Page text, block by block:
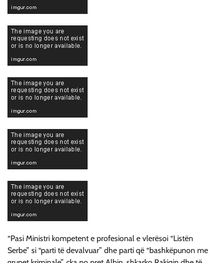
“Pasi Ministri kompetent e profesional e vlerësoi “Listën
Serbe” si “parti të devalvuar” dhe parti që “bashkëpunon me